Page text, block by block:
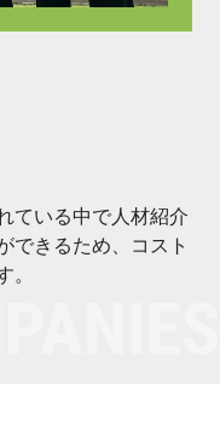
ている中で人材紹介
できるため、コスト
。